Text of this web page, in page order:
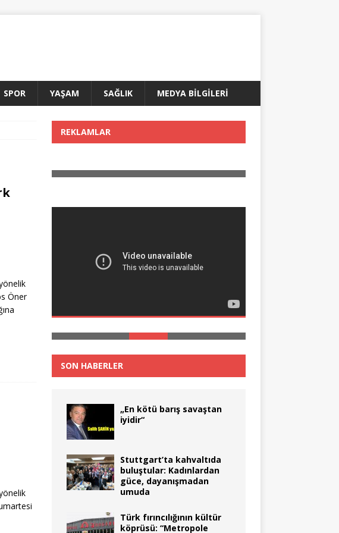
SPOR YAŞAM SAĞLIK MEDYA BİLGİLERİ
Öner
REKLAMLAR
SON HABERLER
„En kötü barış savaştan
iyidir“
Stuttgart’ta kahvaltıda
buluştular: Kadınlardan
güce, dayanışmadan
umuda
Türk fırıncılığının kültür
köprüsü: “Metropole